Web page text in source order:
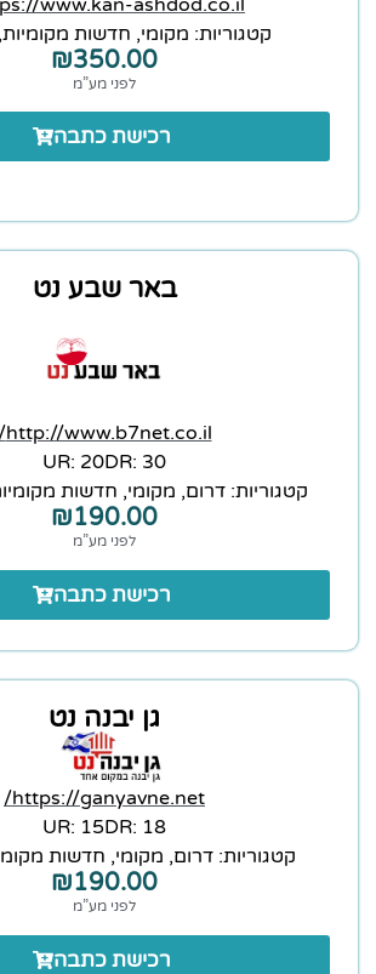
www.kan-ashdod.co.il/
קטגוריות: מקומי, חדשות מקומיות,
₪350.00
לפני מע”מ
רכישת כתבה
באר שבע נט
http://www.b7net.co.il/
30 :DR
20 :UR
קטגוריות: דרום, מקומי, חדשות
₪190.00
לפני מע”מ
רכישת כתבה
גן יבנה נט
https://ganyavne.net/
18 :DR
15 :UR
קטגוריות: דרום, מקומי, חדשות
₪190.00
לפני מע”מ
רכישת כתבה